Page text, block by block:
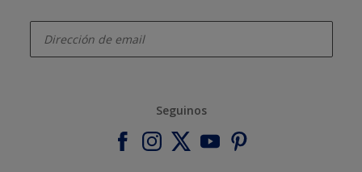
Seguinos